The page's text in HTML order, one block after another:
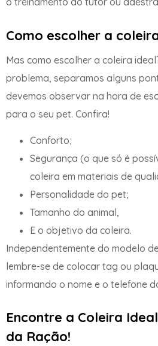
Como escolher a
Mas como escolher a coleira
problema, separamos alguns
devemos observar na hora de
para o seu pet. Confira!
Conforto;
Segurança (o que só é
coleira em materiais de
Personalidade do pet;
Tamanho do animal,
E o objetivo da coleira.
Independentemente do modelo
lembre-se de colocar tag ou
informando o nome e o telefone
Encontre a Coleira
da Ração!